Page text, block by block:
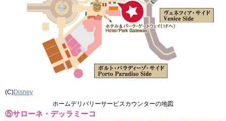
(C)Disney
ホームデリバリーサービスカウンターの地図
⑤サローネ・デッラミーコ